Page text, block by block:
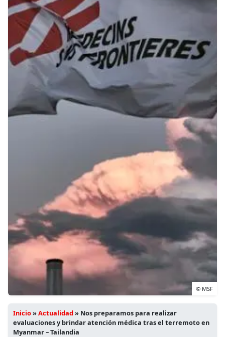
© MSF
Inicio»Actualidad» Nos preparamos para realizar
evaluaciones y brindar atención médica tras el terremoto en
Myanmar – Tailandia